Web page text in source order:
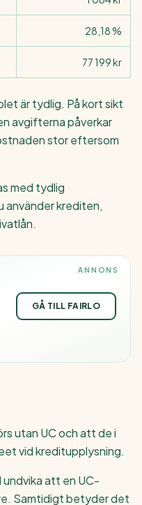
28,18 %
77 199 kr
är tydlig. På kort sikt
avgifterna påverkar
stor eftersom
med tydlig
använder krediten,
ANNONS
GÅ TILL FAIRLO
utan UC och att de i
vid kreditupplysning.
undvika att en UC-
Samtidigt betyder det